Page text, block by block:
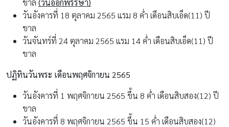
ขาล (วันออกพรรษา)
วันอังคารที่ 18 ตุลาคม 2565 แรม 8 ค่ำ เดือนสิบเอ็ด(11) ปี
ขาล
วันจันทร์ที่ 24 ตุลาคม 2565 แรม 14 ค่ำ เดือนสิบเอ็ด(11) ปี
ขาล
ปฏิทินวันพระ เดือนพฤศจิกายน 2565
วันอังคารที่ 1 พฤศจิกายน 2565 ขึ้น 8 ค่ำ เดือนสิบสอง(12) ปี
ขาล
วันอังคารที่ 8 พฤศจิกายน 2565 ขึ้น 15 ค่ำ เดือนสิบสอง(12)